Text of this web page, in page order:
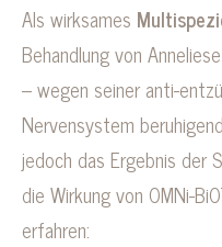
Als wirksames
Behandlung von
– wegen seiner anti-
Nervensystem
jedoch das Ergebnis der
die Wirkung von OMNi-
erfahren: